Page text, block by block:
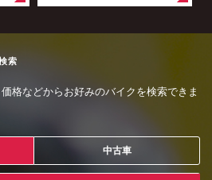
索
格などからお好みのバイクを検索できま
中古車